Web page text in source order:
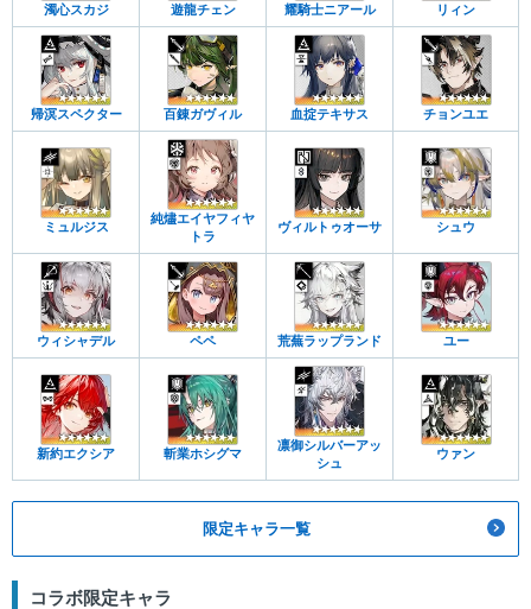
濁心スカジ 遊龍チェン 耀騎士ニアール リィン
帰溟スペクター 百錬ガヴィル 血掟テキサス チョンユエ
ミュルジス
純燼エイヤフィヤ
トラ
ヴィルトゥオーサ シュウ
ウィシャデル ペペ 荒蕪ラップランド ユー
新約エクシア 斬業ホシグマ
凛御シルバーアッ
シュ
ウァン
限定キャラ一覧
コラボ限定キャラ